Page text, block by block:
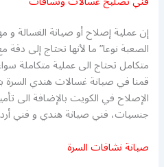
إن عملية إصلاح أو صيانة الغسالة و
الصعبة نوعا” ما لأنها تحتاج إلى دقة
متكامل تحتاج الى عملية متكاملة
قمنا في صيانة غسالات هندي السرة
الإصلاح في الكويت بالإضافة الى
جنسيات، فني صيانة هندي و فني
صيانة نشافات السرة